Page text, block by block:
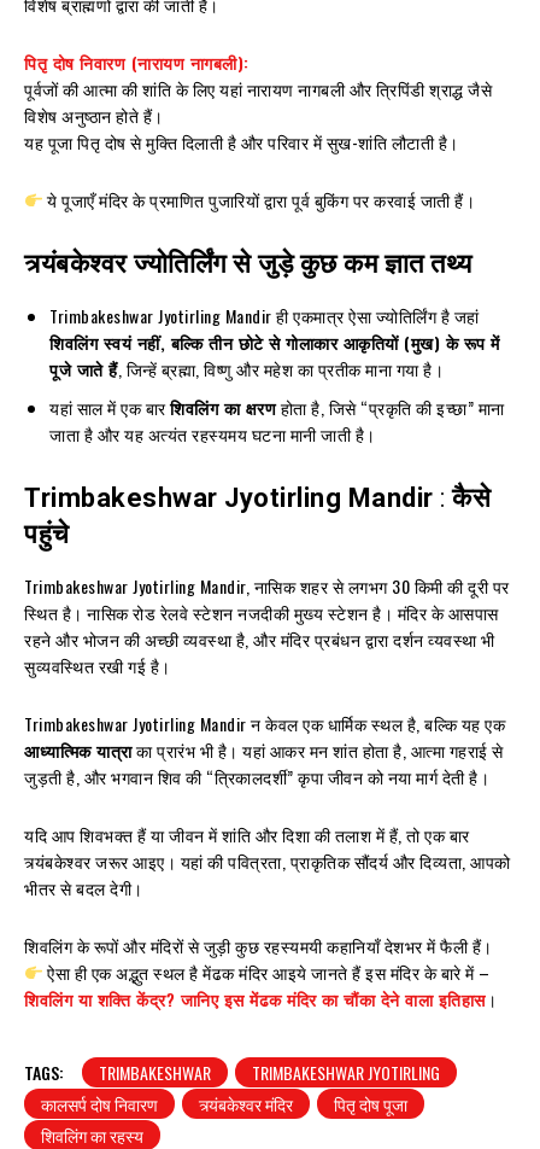
पितृ दोष निवारण (नारायण नागबली):
पूर्वजों की आत्मा की शांति के लिए यहां नारायण नागबली और त्रिपिंडी श्राद्ध जैसे
विशेष अनुष्ठान होते हैं।
यह पूजा पितृ दोष से मुक्ति दिलाती है और परिवार में सुख-शांति लौटाती है।
ये पूजाएँ मंदिर के प्रमाणित पुजारियों द्वारा पूर्व बुकिंग पर करवाई जाती हैं।
त्र्यंबकेश्वर ज्योतिर्लिंग से जुड़े कुछ कम ज्ञात तथ्य
Trimbakeshwar Jyotirling Mandir ही एकमात्र ऐसा ज्योतिर्लिंग है जहां
शिवलिंग स्वयं नहीं, बल्कि तीन छोटे से गोलाकार आकृतियों (मुख) के रूप में
पूजे जाते हैं, जिन्हें ब्रह्मा, विष्णु और महेश का प्रतीक माना गया है।
यहां साल में एक बारशिवलिंग का क्षरणहोता है, जिसे “प्रकृति की इच्छा” माना
जाता है और यह अत्यंत रहस्यमय घटना मानी जाती है।
Trimbakeshwar Jyotirling Mandir :कैसे
पहुंचे
Trimbakeshwar Jyotirling Mandir, नासिक शहर से लगभग 30 किमी की दूरी पर
स्थित है। नासिक रोड रेलवे स्टेशन नजदीकी मुख्य स्टेशन है। मंदिर के आसपास
रहने और भोजन की अच्छी व्यवस्था है, और मंदिर प्रबंधन द्वारा दर्शन व्यवस्था भी
सुव्यवस्थित रखी गई है।
Trimbakeshwar Jyotirling Mandir न केवल एक धार्मिक स्थल है, बल्कि यह एक
आध्यात्मिक यात्राका प्रारंभ भी है। यहां आकर मन शांत होता है, आत्मा गहराई से
जुड़ती है, और भगवान शिव की “त्रिकालदर्शी” कृपा जीवन को नया मार्ग देती है।
यदि आप शिवभक्त हैं या जीवन में शांति और दिशा की तलाश में हैं, तो एक बार
त्र्यंबकेश्वर जरूर आइए। यहां की पवित्रता, प्राकृतिक सौंदर्य और दिव्यता, आपको
भीतर से बदल देगी।
शिवलिंग के रूपों और मंदिरों से जुड़ी कुछ रहस्यमयी कहानियाँ देशभर में फैली हैं।
ऐसा ही एक अद्भुत स्थल है मेंढक मंदिर आइये जानते हैं इस मंदिर के बारे में –
शिवलिंग या शक्ति केंद्र? जानिए इस मेंढक मंदिर का चौंका देने वाला इतिहास।
TAGS: TRIMBAKESHWAR
TRIMBAKESHWAR JYOTIRLING
कालसर्प दोष निवारण
त्र्यंबकेश्वर मंदिर
पितृ दोष पूजा
शिवलिंग का रहस्य